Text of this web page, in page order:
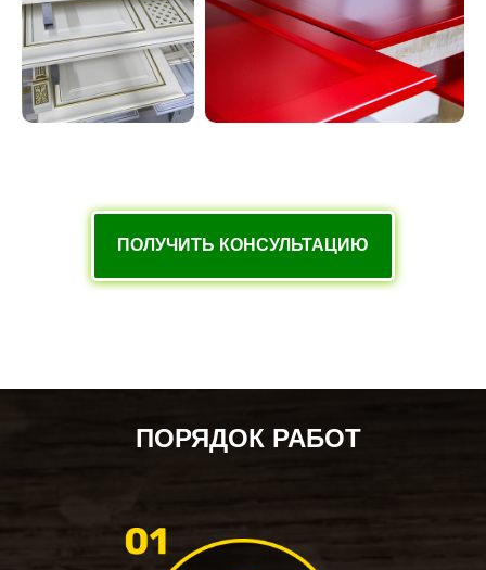
ПОЛУЧИТЬ КОНСУЛЬТАЦИЮ
ПОРЯДОК РАБОТ